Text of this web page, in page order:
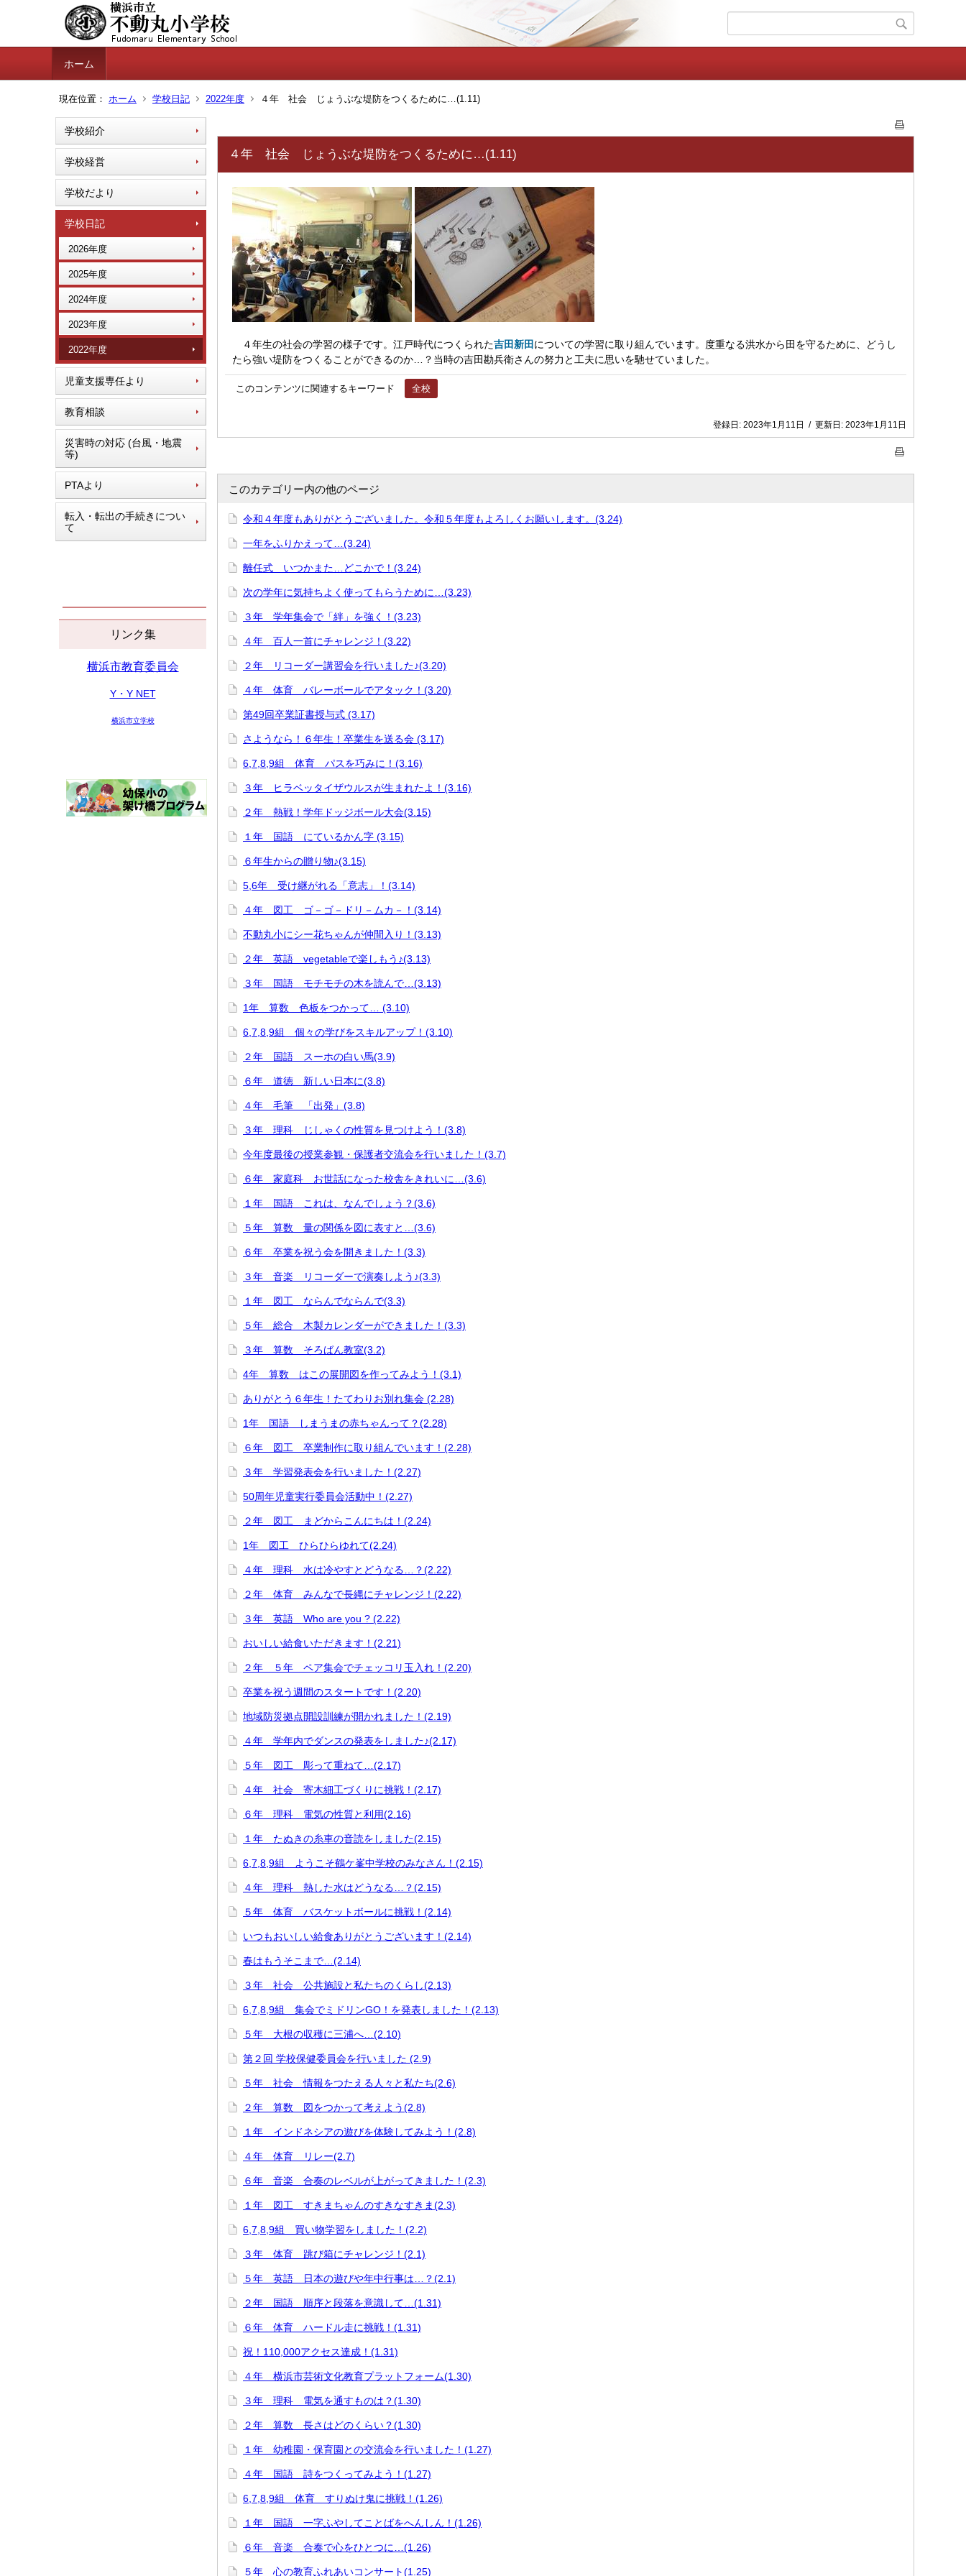
ホーム
現在位置： ホーム 学校日記 2022年度 ４年 社会 じょうぶな堤防をつくるために…(1.11)
学校紹介
学校経営
学校だより
学校日記
2026年度
2025年度
2024年度
2023年度
2022年度
児童支援専任より
教育相談
災害時の対応 (台風・地震
等)
PTAより
転入・転出の手続きについ
て
リンク集
横浜市教育委員会
Y・Y NET
横浜市立学校
４年 社会 じょうぶな堤防をつくるために…(1.11)
４年生の社会の学習の様子です。江戸時代につくられた吉田新田 についての学習に取り組んでいます。度重なる洪水から田を守るために、どうし
たら強い堤防をつくることができるのか…？当時の吉田勘兵衛さんの努力と工夫に思いを馳せていました。
このコンテンツに関連するキーワード 全校
登録日: 2023年1月11日 / 更新日: 2023年1月11日
このカテゴリー内の他のページ
令和４年度もありがとうございました。令和５年度もよろしくお願いします。(3.24)
一年をふりかえって…(3.24)
離任式 いつかまた…どこかで！(3.24)
次の学年に気持ちよく使ってもらうために…(3.23)
３年 学年集会で「絆」を強く！(3.23)
４年 百人一首にチャレンジ！(3.22)
２年 リコーダー講習会を行いました♪(3.20)
４年 体育 バレーボールでアタック！(3.20)
第49回卒業証書授与式 (3.17)
さようなら！６年生！卒業生を送る会 (3.17)
6,7,8,9組 体育 パスを巧みに！(3.16)
３年 ヒラベッタイザウルスが生まれたよ！(3.16)
２年 熱戦！学年ドッジボール大会(3.15)
１年 国語 にているかん字 (3.15)
６年生からの贈り物♪(3.15)
5,6年 受け継がれる「意志」！(3.14)
４年 図工 ゴ－ゴ－ドリ－ムカ－！(3.14)
不動丸小にシー花ちゃんが仲間入り！(3.13)
２年 英語 vegetableで楽しもう♪(3.13)
３年 国語 モチモチの木を読んで…(3.13)
1年 算数 色板をつかって… (3.10)
6,7,8,9組 個々の学びをスキルアップ！(3.10)
２年 国語 スーホの白い馬(3.9)
６年 道徳 新しい日本に(3.8)
４年 毛筆 「出発」(3.8)
３年 理科 じしゃくの性質を見つけよう！(3.8)
今年度最後の授業参観・保護者交流会を行いました！(3.7)
６年 家庭科 お世話になった校舎をきれいに…(3.6)
１年 国語 これは、なんでしょう？(3.6)
５年 算数 量の関係を図に表すと…(3.6)
６年 卒業を祝う会を開きました！(3.3)
３年 音楽 リコーダーで演奏しよう♪(3.3)
１年 図工 ならんでならんで(3.3)
５年 総合 木製カレンダーができました！(3.3)
３年 算数 そろばん教室(3.2)
4年 算数 はこの展開図を作ってみよう！(3.1)
ありがとう６年生！たてわりお別れ集会 (2.28)
1年 国語 しまうまの赤ちゃんって？(2.28)
６年 図工 卒業制作に取り組んでいます！(2.28)
３年 学習発表会を行いました！(2.27)
50周年児童実行委員会活動中！(2.27)
２年 図工 まどからこんにちは！(2.24)
1年 図工 ひらひらゆれて(2.24)
４年 理科 水は冷やすとどうなる…？(2.22)
２年 体育 みんなで長縄にチャレンジ！(2.22)
３年 英語 Who are you ? (2.22)
おいしい給食いただきます！(2.21)
２年 ５年 ペア集会でチェッコリ玉入れ！(2.20)
卒業を祝う週間のスタートです！(2.20)
地域防災拠点開設訓練が開かれました！(2.19)
４年 学年内でダンスの発表をしました♪(2.17)
５年 図工 彫って重ねて…(2.17)
４年 社会 寄木細工づくりに挑戦！(2.17)
６年 理科 電気の性質と利用(2.16)
１年 たぬきの糸車の音読をしました(2.15)
6,7,8,9組 ようこそ鶴ケ峯中学校のみなさん！(2.15)
４年 理科 熱した水はどうなる…？(2.15)
５年 体育 バスケットボールに挑戦！(2.14)
いつもおいしい給食ありがとうございます！(2.14)
春はもうそこまで…(2.14)
３年 社会 公共施設と私たちのくらし(2.13)
6,7,8,9組 集会でミドリンGO！を発表しました！(2.13)
５年 大根の収穫に三浦へ…(2.10)
第２回 学校保健委員会を行いました (2.9)
５年 社会 情報をつたえる人々と私たち(2.6)
２年 算数 図をつかって考えよう(2.8)
１年 インドネシアの遊びを体験してみよう！(2.8)
４年 体育 リレー(2.7)
６年 音楽 合奏のレベルが上がってきました！(2.3)
１年 図工 すきまちゃんのすきなすきま(2.3)
6,7,8,9組 買い物学習をしました！(2.2)
３年 体育 跳び箱にチャレンジ！(2.1)
５年 英語 日本の遊びや年中行事は…？(2.1)
２年 国語 順序と段落を意識して…(1.31)
６年 体育 ハードル走に挑戦！(1.31)
祝！110,000アクセス達成！(1.31)
４年 横浜市芸術文化教育プラットフォーム(1.30)
３年 理科 電気を通すものは？(1.30)
２年 算数 長さはどのくらい？(1.30)
１年 幼稚園・保育園との交流会を行いました！(1.27)
４年 国語 詩をつくってみよう！(1.27)
6,7,8,9組 体育 すりぬけ鬼に挑戦！(1.26)
１年 国語 一字ふやしてことばをへんしん！(1.26)
６年 音楽 合奏で心をひとつに…(1.26)
５年 心の教育ふれあいコンサート(1.25)